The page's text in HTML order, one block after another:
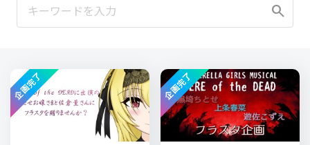
search
企画完了 企画完了